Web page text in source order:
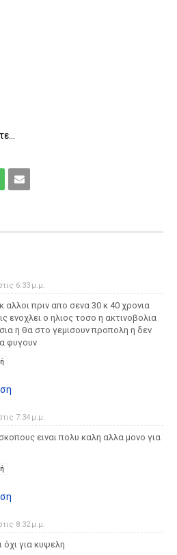
6:33 μ.μ.
αλλοι πριν απο σενα 30 κ 40 χρονια
ενοχλει ο ηλιος τοσο η ακτινοβολια
η θα στο γεμισουν προπολη η δεν
φυγουν
7:34 μ.μ.
ειναι πολυ καλη αλλα μονο για
8:32 μ.μ.
όχι για κυψελη